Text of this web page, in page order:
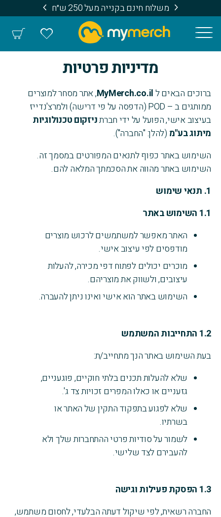
משלוח חינם בקנייה מעל 250 ש״ח
מדיניות פרטיות
ברוכים הבאים לMyMerch.co.il, אתר מסחר למוצרים
ממותגים ב – POD (הדפסה על פי דרישה) ולמרצ'נדייז
בעיצוב אישי, הפועל על ידי חברתניזקום טכנולוגיות
מיתוג בע"מ (להלן: "החברה").
השימוש באתר כפוף לתנאים המפורטים במסמך זה.
השימוש באתר מהווה את הסכמתך המלאה להם.
1. תנאי שימוש
1.1 השימוש באתר
האתר מאפשר למשתמשים לרכוש מוצרים
מודפסים לפי עיצוב אישי.
מוכרים יכולים לפתוח דפי מכירה, להעלות
עיצובים, ולשווק את מוצריהם.
השימוש באתר הוא אישי ואינו ניתן להעברה.
1.2 התחייבות המשתמש
בעת השימוש באתר הנך מתחייב/ת:
שלא להעלות תכנים בלתי חוקיים, פוגעניים,
גזעניים או כאלו המפרים זכויות צד ג'.
שלא לפגוע בתפקוד התקין של האתר או
בשרתיו.
לשמור על סודיות פרטי ההתחברות שלך ולא
להעבירם לצד שלישי.
1.3 הפסקת פעילות וגישה
החברה רשאית, לפי שיקול דעתה הבלעדי, לחסום משתמש,